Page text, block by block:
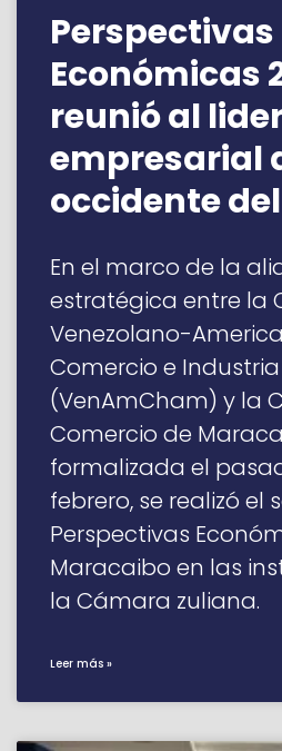
Perspectivas
Económicas
reunió al
empresarial
occidente
En el marco de la
estratégica entre la
Venezolano-
Comercio e Industria
(VenAmCham) y la
Comercio de
formalizada el
febrero, se realizó el
Perspectivas
Maracaibo en las
la Cámara zuliana.
Leer más »